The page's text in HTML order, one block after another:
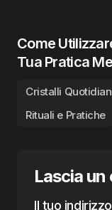
Come
Tua Pratica
Cristalli
Rituali e Pratiche
Lascia
Il tuo